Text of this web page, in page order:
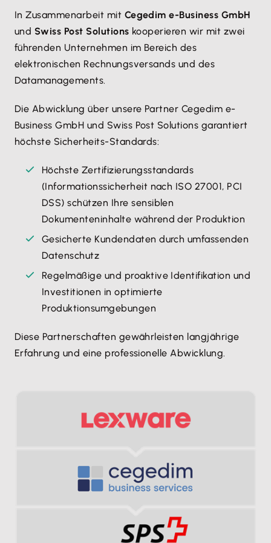
In Zusammenarbeit mit Cegedim e-Business GmbH
und Swiss Post Solutions kooperieren wir mit zwei
führenden Unternehmen im Bereich des
elektronischen Rechnungsversands und des
Datamanagements.
Die Abwicklung über unsere Partner Cegedim e-
Business GmbH und Swiss Post Solutions garantiert
höchste Sicherheits-Standards:
Höchste Zertifizierungsstandards
(Informationssicherheit nach ISO 27001, PCI
DSS) schützen Ihre sensiblen
Dokumenteninhalte während der Produktion
Gesicherte Kundendaten durch umfassenden
Datenschutz
Regelmäßige und proaktive Identifikation und
Investitionen in optimierte
Produktionsumgebungen
Diese Partnerschaften gewährleisten langjährige
Erfahrung und eine professionelle Abwicklung.